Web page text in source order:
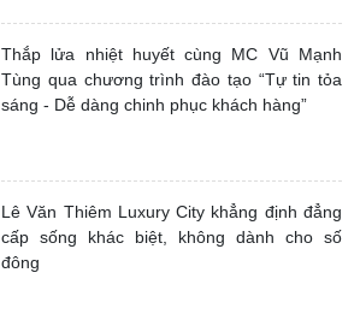
Thắp lửa nhiệt huyết cùng MC Vũ Mạnh
Tùng qua chương trình đào tạo “Tự tin tỏa
sáng - Dễ dàng chinh phục khách hàng”
Lê Văn Thiêm Luxury City khẳng định đẳng
cấp sống khác biệt, không dành cho số
đông